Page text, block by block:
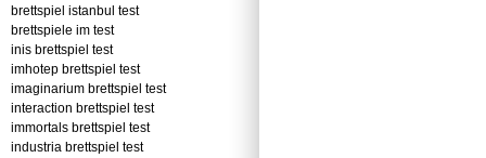
brettspiel istanbul test
brettspiele im test
inis brettspiel test
imhotep brettspiel test
imaginarium brettspiel test
interaction brettspiel test
immortals brettspiel test
industria brettspiel test